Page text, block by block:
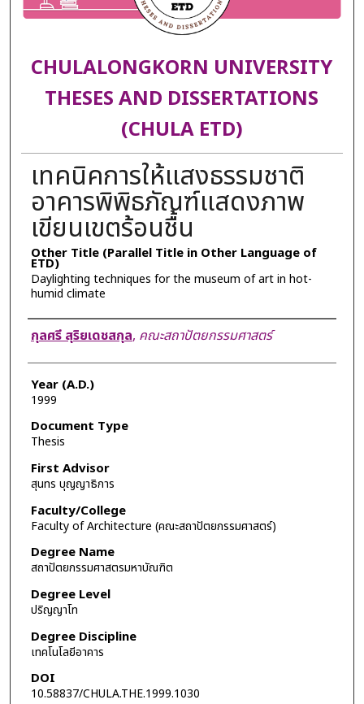
CHULALONGKORN UNIVERSITY
THESES AND DISSERTATIONS
(CHULA ETD)
เทคนิคการให้แสงธรรมชาติ
อาคารพิพิธภัณฑ์แสดงภาพ
เขียนเขตร้อนชื้น
Other Title (Parallel Title in Other Language of
ETD)
Daylighting techniques for the museum of art in hot-
humid climate
Author
กุลศรี สุริยเดชสกุล, คณะสถาปัตยกรรมศาสตร์
Year (A.D.)
1999
Document Type
Thesis
First Advisor
สุนทร บุญญาธิการ
Faculty/College
Faculty of Architecture (คณะสถาปัตยกรรมศาสตร์)
Degree Name
สถาปัตยกรรมศาสตรมหาบัณฑิต
Degree Level
ปริญญาโท
Degree Discipline
เทคโนโลยีอาคาร
DOI
10.58837/CHULA.THE.1999.1030